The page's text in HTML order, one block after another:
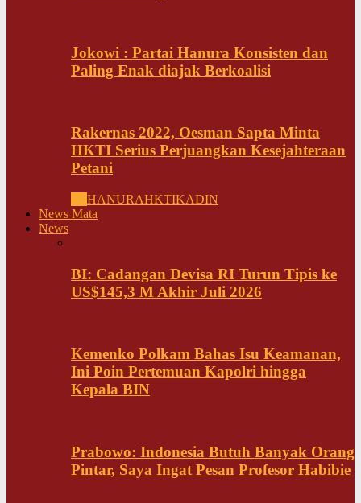
Jokowi : Partai Hanura Konsisten dan
Paling Enak diajak Berkoalisi
Rakernas 2022, Oesman Sapta Minta
HKTI Serius Perjuangkan Kesejahteraan
Petani
HANURAHKTIKADIN
News Mata
News
BI: Cadangan Devisa RI Turun Tipis ke
US$145,3 M Akhir Juli 2026
Kemenko Polkam Bahas Isu Keamanan,
Ini Poin Pertemuan Kapolri hingga
Kepala BIN
Prabowo: Indonesia Butuh Banyak Orang
Pintar, Saya Ingat Pesan Profesor Habibie